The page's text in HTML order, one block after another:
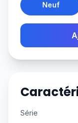
Neuf
Série